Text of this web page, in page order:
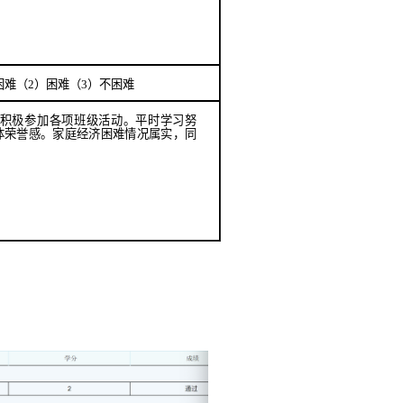
难（2）困难（3） 不困难
极参加各项班级活动。平时学习努
誉感。家庭经济困难情况属实，同